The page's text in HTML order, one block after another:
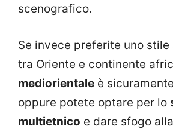
scenografico.
Se invece preferite uno
tra Oriente e continente
mediorientale è
oppure potete optare per lo
multietnico e dare sfogo